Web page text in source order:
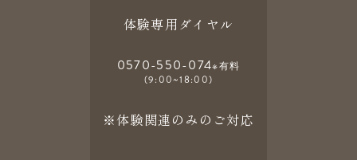
体験専用ダイヤル
0570-550-074※有料
(9:00~18:00)
※体験関連のみのご対応